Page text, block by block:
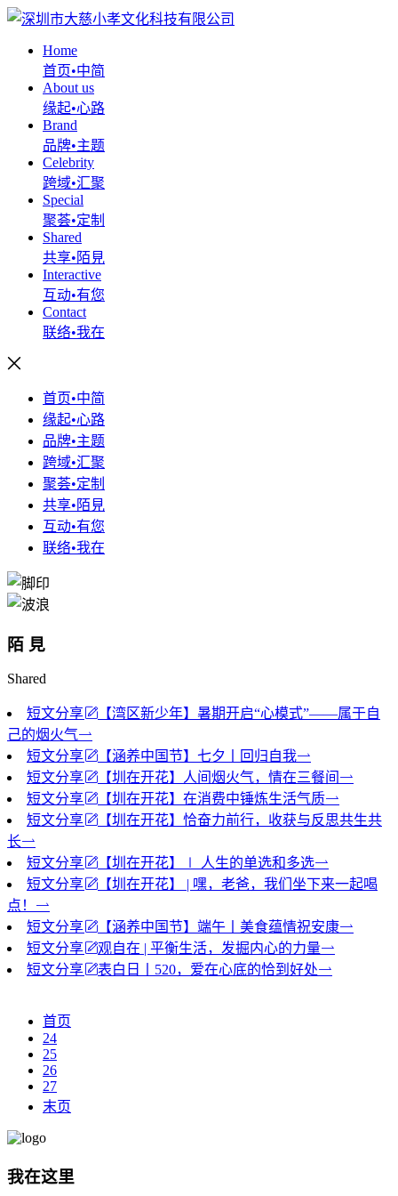
Home
首页•中简
About us
缘起•心路
Brand
品牌•主题
Celebrity
跨域•汇聚
Special
聚荟•定制
Shared
共享•陌見
Interactive
互动•有您
Contact
联络•我在
首页•中简
缘起•心路
品牌•主题
跨域•汇聚
聚荟•定制
共享•陌見
互动•有您
联络•我在
陌 見
Shared
短文分享
【湾区新少年】暑期开启“心模式”——属于自
己的烟火气
短文分享
【涵养中国节】七夕丨回归自我
短文分享
【圳在开花】人间烟火气，情在三餐间
短文分享
【圳在开花】在消费中锤炼生活气质
短文分享
【圳在开花】恰奋力前行，收获与反思共生共
长
短文分享
【圳在开花】∣ 人生的单选和多选
短文分享
【圳在开花】 | 嘿，老爸，我们坐下来一起喝
点！
短文分享
【涵养中国节】端午丨美食蕴情祝安康
短文分享
观自在 | 平衡生活，发掘内心的力量
短文分享
表白日丨520，爱在心底的恰到好处
首页
24
25
26
27
末页
我在这里